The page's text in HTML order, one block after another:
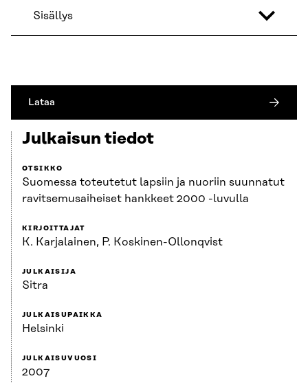
Sisällys
Lataa
Julkaisun tiedot
OTSIKKO
Suomessa toteutetut lapsiin ja nuoriin suunnatut
ravitsemusaiheiset hankkeet 2000 -luvulla
KIRJOITTAJAT
K. Karjalainen, P. Koskinen-Ollonqvist
JULKAISIJA
Sitra
JULKAISUPAIKKA
Helsinki
JULKAISUVUOSI
2007